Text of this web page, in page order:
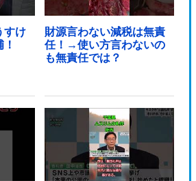
すけ
財源言わない減税は無責
任！→使い方言わないの
も無責任では？